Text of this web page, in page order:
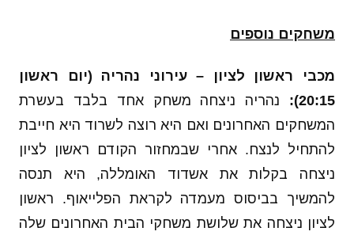
משחקים נוספים
מכבי ראשון לציון – עירוני נהריה (יום ראשון
20:15):
נהריה ניצחה משחק אחד בלבד בעשרת
המשחקים האחרונים ואם היא רוצה לשרוד היא חייבת
להתחיל לנצח. אחרי שבמחזור הקודם ראשון לציון
ניצחה בקלות את אשדוד האומללה, היא תנסה
להמשיך בביסוס מעמדה לקראת הפלייאוף. ראשון
לציון ניצחה את שלושת משחקי הבית האחרונים שלה